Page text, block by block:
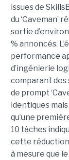
issues de
du ‘Caveman’
sortie
% annoncés.
performance
d’ingénierie
comparant des
de prompt
identiques mais
qu’une
10 tâches
cette réduction
à mesure que